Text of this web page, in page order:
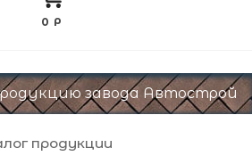
0 Р
завода Автострой
продукции